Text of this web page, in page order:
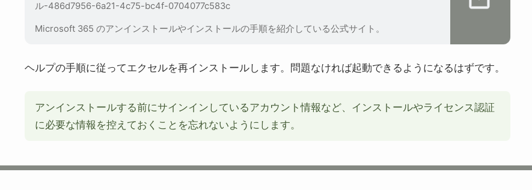
ル-486d7956-6a21-4c75-bc4f-0704077c583c
Microsoft 365 のアンインストールやインストールの手順を紹介している公式サイト。
ヘルプの手順に従ってエクセルを再インストールします。問題なければ起動できるようになるはずです。
アンインストールする前にサインインしているアカウント情報など、インストールやライセンス認証
に必要な情報を控えておくことを忘れないようにします。